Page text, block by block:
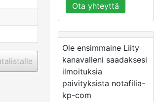
Ota yhteyttä
Ole ensimmaine Liity
kanavalleni saadaksesi
ilmoituksia
paivityksista notafilia-
kp-com